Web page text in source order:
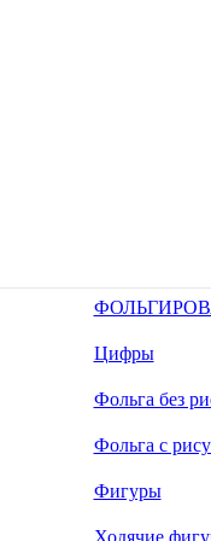
Цифры
Фольга без
Фольга с
Фигуры
Ходячие